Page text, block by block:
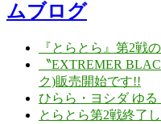
ムブログ
『とらとら』第2戦
〝EXTREMER
ク)販売開始です!!
ひらら・ヨシダ ゆ
とらとら第2戦終了し